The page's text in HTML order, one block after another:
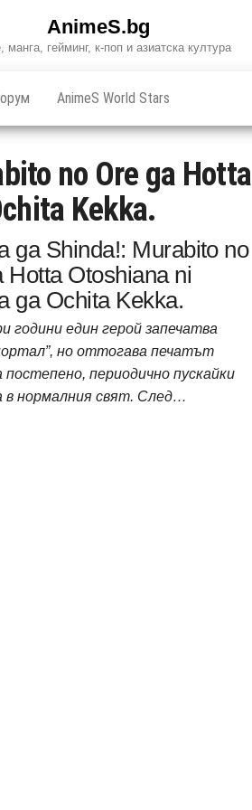
AnimeS.bg
манга, гейминг, к-поп и азиатска култура
AnimeS World Stars
no Ore ga Hotta
Kekka.
ga Shinda!: Murabito no
Hotta Otoshiana ni
ga Ochita Kekka.
години един герой запечатва
но оттогава печатът
постепено, периодично пускайки
в нормалния свят. След…